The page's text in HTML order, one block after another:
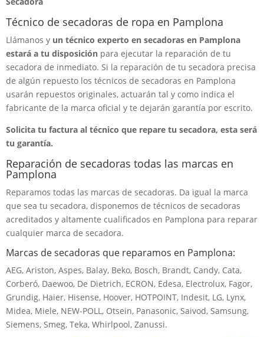
Técnico de secadoras de ropa en Pamplona
Llámanos y un técnico experto en secadoras en Pamplona
estará a tu disposición para ejecutar la reparación de tu
secadora de inmediato. Si la reparación de tu secadora precisa
de algún repuesto los técnicos de secadoras en Pamplona
usarán repuestos originales, actuarán tal y como indica el
fabricante de la marca oficial y te dejarán garantía por escrito.
Solicita tu factura al técnico que repare tu secadora, esta será
tu garantía.
Reparación de secadoras todas las marcas en
Pamplona
Reparamos todas las marcas de secadoras. Da igual la marca
que sea tu secadora, disponemos de técnicos de secadoras
acreditados y altamente cualificados en Pamplona para reparar
cualquier marca de secadora.
Marcas de secadoras que reparamos en Pamplona:
AEG, Ariston, Aspes, Balay, Beko, Bosch, Brandt, Candy, Cata,
Corberó, Daewoo, De Dietrich, ECRON, Edesa, Electrolux, Fagor,
Grundig, Haier, Hisense, Hoover, HOTPOINT, Indesit, LG, Lynx,
Midea, Miele, NEW-POLL, Otsein, Panasonic, Saivod, Samsung,
Siemens, Smeg, Teka, Whirlpool, Zanussi.